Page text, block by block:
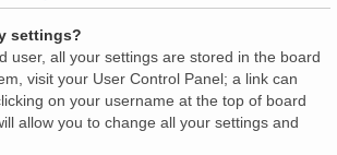
settings?
user, all your settings are stored in the board
visit your User Control Panel; a link can
on your username at the top of board
allow you to change all your settings and